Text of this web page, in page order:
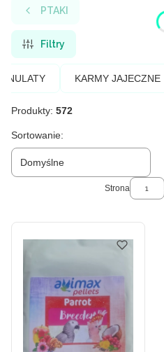
PTAKI
Filtry
KARMY JAJECZNE
Produkty: 572
Lista produktów
Sortowanie:
Domyślne
Strona